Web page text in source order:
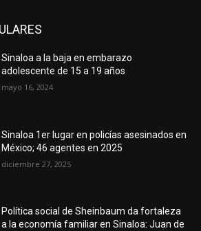
Sinaloa a la baja en embarazo
adolescente de 15 a 19 años
mayo 16, 2024
Sinaloa 1er lugar en policías asesinados en
México; 46 agentes en 2025
diciembre 27, 2025
Política social de Sheinbaum da fortaleza
a la economía familiar en Sinaloa: Juan de